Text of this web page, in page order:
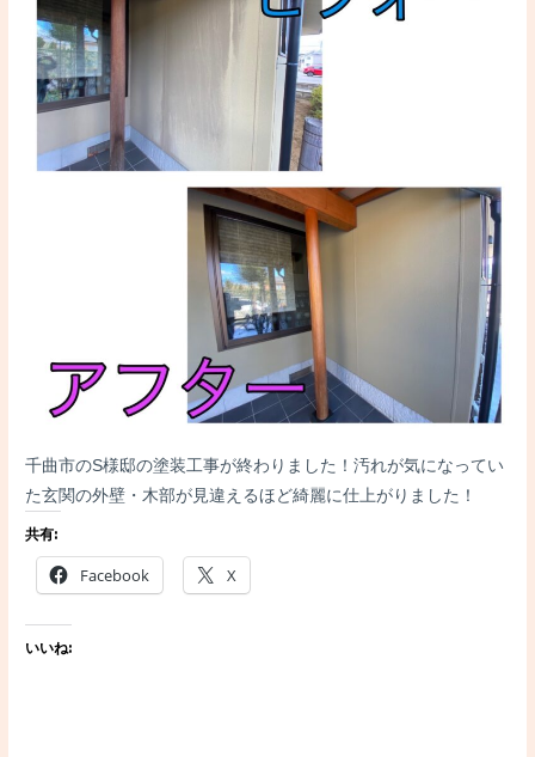
千曲市のS様邸の塗装工事が終わりました！汚れが気になってい
た玄関の外壁・木部が見違えるほど綺麗に仕上がりました！
共有:
Facebook X
いいね: